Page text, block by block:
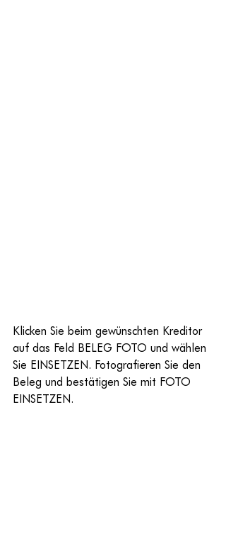
Klicken Sie beim gewünschten Kreditor
auf das Feld BELEG FOTO und wählen
Sie EINSETZEN. Fotografieren Sie den
Beleg und bestätigen Sie mit FOTO
EINSETZEN.